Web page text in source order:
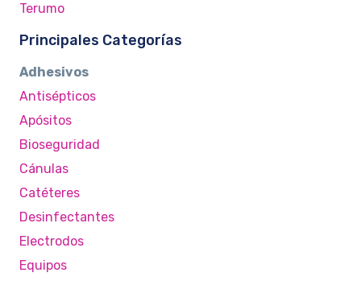
Terumo
Principales Categorías
Adhesivos
Antisépticos
Apósitos
Bioseguridad
Cánulas
Catéteres
Desinfectantes
Electrodos
Equipos